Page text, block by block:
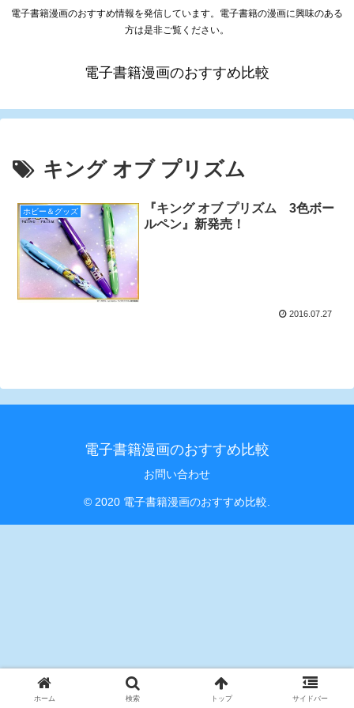
電子書籍漫画のおすすめ情報を発信しています。電子書籍の漫画に興味のある
方は是非ご覧ください。
電子書籍漫画のおすすめ比較
キング オブ プリズム
ホビー＆グッズ
『キング オブ プリズム 3色ボー
ルペン』新発売！
2016.07.27
電子書籍漫画のおすすめ比較
お問い合わせ
© 2020 電子書籍漫画のおすすめ比較.
ホーム 検索 トップ サイドバー